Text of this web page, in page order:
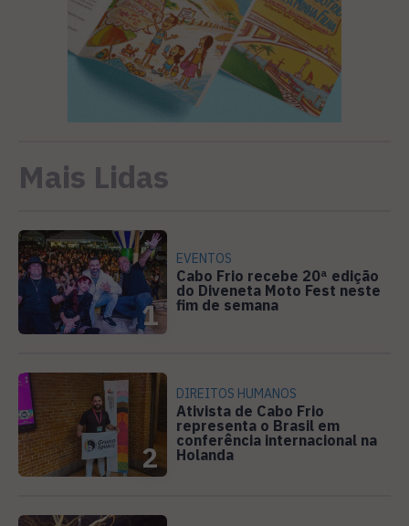
Mais Lidas
1
EVENTOS
Cabo Frio recebe 20ª edição
do Diveneta Moto Fest neste
fim de semana
2
DIREITOS HUMANOS
Ativista de Cabo Frio
representa o Brasil em
conferência internacional na
Holanda